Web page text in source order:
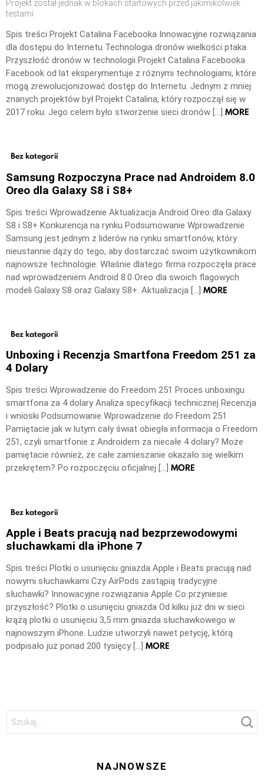
Projekt został jednak w blokach startowych przed jakimikolwiek
testami
Spis treści Projekt Catalina Facebooka Innowacyjne rozwiązania
dla dostępu do Internetu Technologia dronów wielkości ptaka
Przyszłość dronów w technologii Projekt Catalina Facebooka
Facebook od lat eksperymentuje z różnymi technologiami, które
mogą zrewolucjonizować dostęp do Internetu. Jednym z mniej
znanych projektów był Projekt Catalina, który rozpoczął się w
2017 roku. Jego celem było stworzenie sieci dronów […] MORE
Bez kategorii
Samsung Rozpoczyna Prace nad Androidem 8.0
Oreo dla Galaxy S8 i S8+
Spis treści Wprowadzenie Aktualizacja Android Oreo dla Galaxy
S8 i S8+ Konkurencja na rynku Podsumowanie Wprowadzenie
Samsung jest jednym z liderów na rynku smartfonów, który
nieustannie dąży do tego, aby dostarczać swoim użytkownikom
najnowsze technologie. Właśnie dlatego firma rozpoczęła prace
nad wprowadzeniem Android 8.0 Oreo dla swoich flagowych
modeli Galaxy S8 oraz Galaxy S8+. Aktualizacja […] MORE
Bez kategorii
Unboxing i Recenzja Smartfona Freedom 251 za
4 Dolary
Spis treści Wprowadzenie do Freedom 251 Proces unboxingu
smartfona za 4 dolary Analiza specyfikacji technicznej Recenzja
i wnioski Podsumowanie Wprowadzenie do Freedom 251
Pamiętacie jak w lutym cały świat obiegła informacja o Freedom
251, czyli smartfonie z Androidem za niecałe 4 dolary? Może
pamiętacie również, że całe zamieszanie okazało się wielkim
przekrętem? Po rozpoczęciu oficjalnej […] MORE
Bez kategorii
Apple i Beats pracują nad bezprzewodowymi
słuchawkami dla iPhone 7
Spis treści Plotki o usunięciu gniazda Apple i Beats pracują nad
nowymi słuchawkami Czy AirPods zastąpią tradycyjne
słuchawki? Innowacyjne rozwiązania Apple Co przyniesie
przyszłość? Plotki o usunięciu gniazda Od kilku już dni w sieci
krążą plotki o usunięciu 3,5 mm gniazda słuchawkowego w
najnowszym iPhone. Ludzie utworzyli nawet petycję, którą
podpisało już ponad 200 tysięcy […] MORE
Szukaj:
NAJNOWSZE